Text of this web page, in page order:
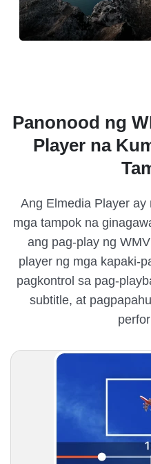
Panonood ng
Player na
Ang Elmedia Player
mga tampok na
ang pag-play ng
player ng mga kapaki-
pagkontrol sa pag-
subtitle, at